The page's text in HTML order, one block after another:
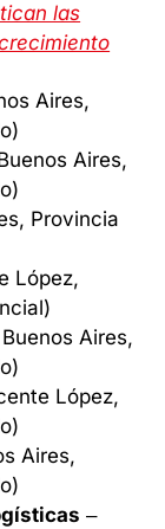
las
Aires,
Aires,
Provincia
López,
Aires,
López,
Aires,
–